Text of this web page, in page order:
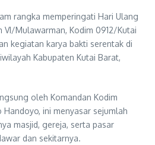
rangka memperingati Hari Ulang
VI/Mulawarman, Kodim 0912/Kutai
kegiatan karya bakti serentak di
Kabupaten Kutai Barat,
oleh Komandan Kodim
Handoyo, ini menyasar sejumlah
masjid, gereja, serta pasar
dan sekitarnya.